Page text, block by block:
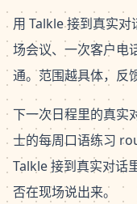
用 Talkle 接到真实
场会议、一次客户电
通。范围越具体，反
下一次日程里的真实
士的每周口语练习
Talkle 接到真实对话
否在现场说出来。